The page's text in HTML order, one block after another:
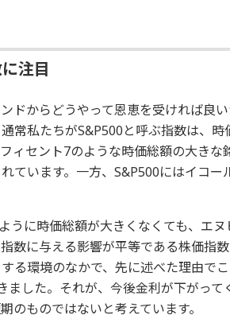
注目
ドからどうやって恩恵を受ければ良い
常私たちがS&P500と呼ぶ指数は、
ィセント7のような時価総額の大きな
ています。一方、S&P500にはイコー
うに時価総額が大きくなくても、エ
数に与える影響が平等である株価指
る環境のなかで、先に述べた理由で
ました。それが、今後金利が下がって
のものではないと考えています。